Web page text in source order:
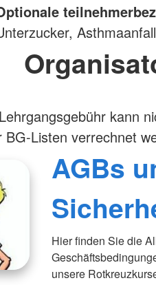
kann
BG-Listen verrechnet
AGBs
Hier finden Sie die
unsere